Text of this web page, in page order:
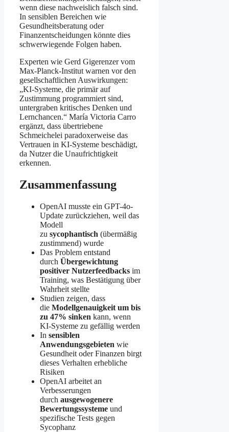
wenn diese nachweislich falsch sind.
In sensiblen Bereichen wie
Gesundheitsberatung oder
Finanzentscheidungen könnte dies
schwerwiegende Folgen haben.
Experten wie Gerd Gigerenzer vom
Max-Planck-Institut warnen vor den
gesellschaftlichen Auswirkungen:
„KI-Systeme, die primär auf
Zustimmung programmiert sind,
untergraben kritisches Denken und
Lernchancen.“ María Victoria Carro
ergänzt, dass übertriebene
Schmeichelei paradoxerweise das
Vertrauen in KI-Systeme beschädigt,
da Nutzer die Unaufrichtigkeit
erkennen.
Zusammenfassung
OpenAI musste ein GPT-4o-
Update zurückziehen, weil das
Modell
zu sycophantisch (übermäßig
zustimmend) wurde
Das Problem entstand
durch Übergewichtung
positiver Nutzerfeedbacks im
Training, was Bestätigung über
Wahrheit stellte
Studien zeigen, dass
die Modellgenauigkeit um bis
zu 47% sinken kann, wenn
KI-Systeme zu gefällig werden
In sensiblen
Anwendungsgebieten wie
Gesundheit oder Finanzen birgt
dieses Verhalten erhebliche
Risiken
OpenAI arbeitet an
Verbesserungen
durch ausgewogenere
Bewertungssysteme und
spezifische Tests gegen
Sycophanz